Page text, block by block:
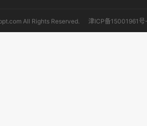
All Rights Reserved. 津ICP备15001961号